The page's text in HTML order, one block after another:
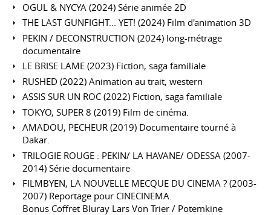
OGUL & NYCYA (2024) Série animée 2D
THE LAST GUNFIGHT... YET! (2024) Film d'animation 3D
PEKIN / DECONSTRUCTION (2024) long-métrage
documentaire
LE BRISE LAME (2023) Fiction, saga familiale
RUSHED (2022) Animation au trait, western
ASSIS SUR UN ROC (2022) Fiction, saga familiale
TOKYO, SUPER 8 (2019) Film de cinéma.
AMADOU, PECHEUR (2019) Documentaire tourné à
Dakar.
TRILOGIE ROUGE : PEKIN/ LA HAVANE/ ODESSA (2007-
2014) Série documentaire
FILMBYEN, LA NOUVELLE MECQUE DU CINEMA ? (2003-
2007) Reportage pour CINECINEMA.
Bonus Coffret Bluray Lars Von Trier / Potemkine